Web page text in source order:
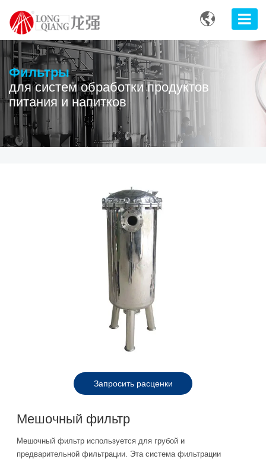

Фильтры
для систем обработки продуктов
питания и напитков
Запросить расценки
Мешочный фильтр
Мешочный фильтр используется для грубой и
предварительной фильтрации. Эта система фильтрации